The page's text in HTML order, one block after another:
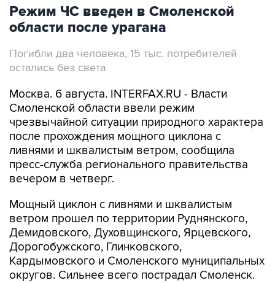
Режим ЧС введен в Смоленской
области после урагана
Погибли два человека, 15 тыс. потребителей
остались без света
Москва. 6 августа. INTERFAX.RU - Власти
Смоленской области ввели режим
чрезвычайной ситуации природного характера
после прохождения мощного циклона с
ливнями и шквалистым ветром, сообщила
пресс-служба регионального правительства
вечером в четверг.
Мощный циклон с ливнями и шквалистым
ветром прошел по территории Руднянского,
Демидовского, Духовщинского, Ярцевского,
Дорогобужского, Глинковского,
Кардымовского и Смоленского муниципальных
округов. Сильнее всего пострадал Смоленск.